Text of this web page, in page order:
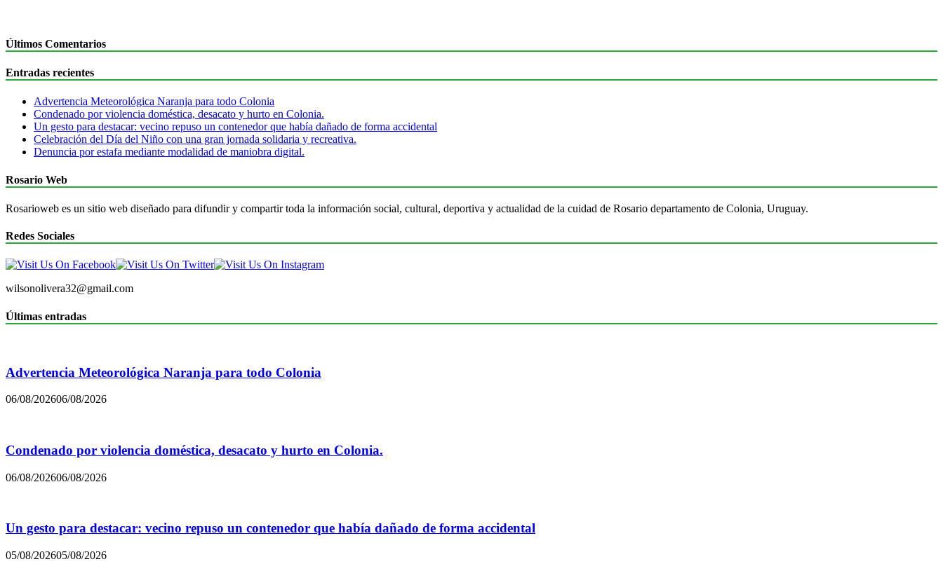
Últimos Comentarios
Entradas recientes
Advertencia Meteorológica Naranja para todo Colonia
Condenado por violencia doméstica, desacato y hurto en Colonia.
Un gesto para destacar: vecino repuso un contenedor que había dañado de forma accidental
Celebración del Día del Niño con una gran jornada solidaria y recreativa.
Denuncia por estafa mediante modalidad de maniobra digital.
Rosario Web
Rosarioweb es un sitio web diseñado para difundir y compartir toda la información social, cultural, deportiva y actualidad de la cuidad de Rosario departamento de Colonia, Uruguay.
Redes Sociales
wilsonolivera32@gmail.com
Últimas entradas
Advertencia Meteorológica Naranja para todo Colonia
06/08/202606/08/2026
Condenado por violencia doméstica, desacato y hurto en Colonia.
06/08/202606/08/2026
Un gesto para destacar: vecino repuso un contenedor que había dañado de forma accidental
05/08/202605/08/2026